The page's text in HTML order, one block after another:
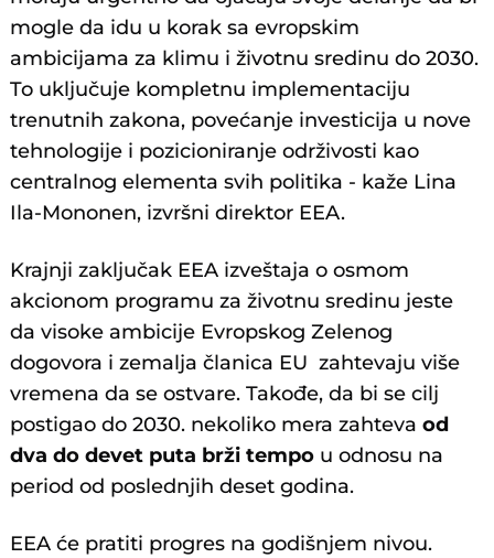
mogle da idu u korak sa evropskim
ambicijama za klimu i životnu sredinu do 2030.
To uključuje kompletnu implementaciju
trenutnih zakona, povećanje investicija u nove
tehnologije i pozicioniranje održivosti kao
centralnog elementa svih politika - kaže Lina
Ila-Mononen, izvršni direktor EEA.
Krajnji zaključak EEA izveštaja o osmom
akcionom programu za životnu sredinu jeste
da visoke ambicije Evropskog Zelenog
dogovora i zemalja članica EU zahtevaju više
vremena da se ostvare. Takođe, da bi se cilj
postigao do 2030. nekoliko mera zahtevaod
dva do devet puta brži tempo u odnosu na
period od poslednjih deset godina.
EEA će pratiti progres na godišnjem nivou.